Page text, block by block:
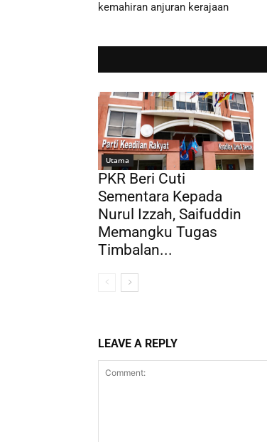
kemahiran anjuran kerajaan
Utama
PKR Beri Cuti
Sementara Kepada
Nurul Izzah, Saifuddin
Memangku Tugas
Timbalan...
LEAVE A REPLY